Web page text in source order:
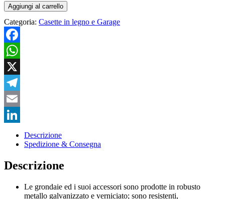
C/FALDE
CM.301/349
quantità
Aggiungi al carrello
Categoria: Casette in legno e Garage
Facebook
WhatsApp
X
Telegram
Email
LinkedIn
Descrizione
Spedizione & Consegna
Descrizione
Le grondaie ed i suoi accessori sono prodotte in robusto
metallo galvanizzato e verniciato; sono resistenti,